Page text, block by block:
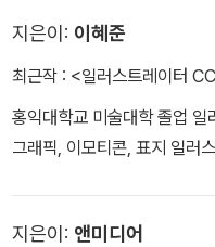
보디자인협회 영상디자인분
기도청 등 공공기관의 디자
지은이: 이혜준
최근작 : <일러스트레이터
홍익대학교 미술대학 졸업 일러
그래픽, 이모티콘, 표지 일러
지은이: 앤미디어